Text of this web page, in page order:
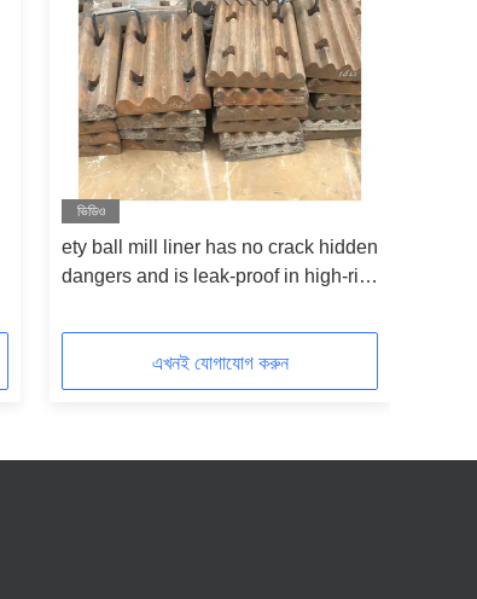
ভিডিও
ety ball mill liner has no crack hidden
dangers and is leak-proof in high-risk
এখনই যোগাযোগ করুন